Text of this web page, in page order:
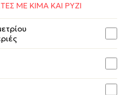
ΜΕ ΚΙΜΑ ΚΑΙ ΡΥΖΙ